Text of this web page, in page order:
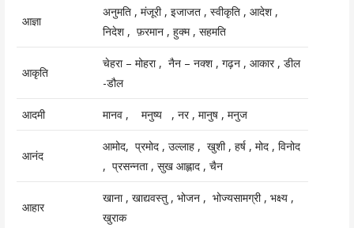
आज्ञा
अनुमति , मंजूरी , इजाजत , स्वीकृति , आदेश ,
निदेश , फ़रमान , हुक्म , सहमति
आकृति
चेहरा – मोहरा , नैन – नक्श , गढ़न , आकार , डील
-डौल
आदमी मानव , मनुष्य , नर , मानुष , मनुज
आनंद
आमोद, प्रमोद , उल्लाह , खुशी , हर्ष , मोद , विनोद
, प्रसन्नता , सुख आह्लाद , चैन
आहार
खाना , खाद्यवस्तु , भोजन , भोज्यसामग्री , भक्ष्य ,
खुराक